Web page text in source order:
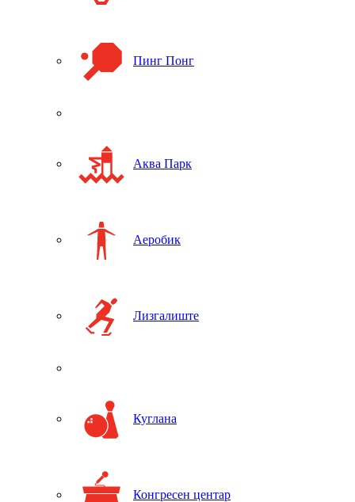
Пинг Понг
Аква Парк
Аеробик
Лизгалиште
Куглана
Конгресен центар